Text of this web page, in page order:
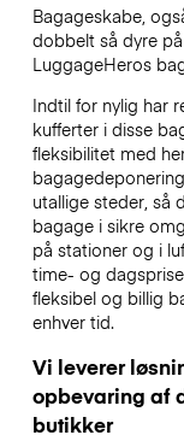
Bagageskabe,
dobbelt så dyre
LuggageHeros
Indtil for nylig har
kufferter i disse
fleksibilitet med
utallige steder, så
bagage i sikre
på stationer og i
time- og
fleksibel og billig
enhver tid.
Vi leverer
opbevaring af
butikker